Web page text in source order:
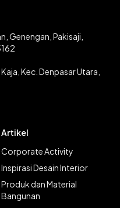
Genengan, Pakisaji,
Kec. Denpasar Utara,
Artikel
Corporate Activity
Inspirasi Desain Interior
Produk dan Material
Bangunan